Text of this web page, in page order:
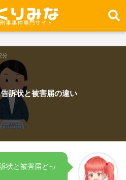
訴状と被害届の違い
分
状と被害届どっ